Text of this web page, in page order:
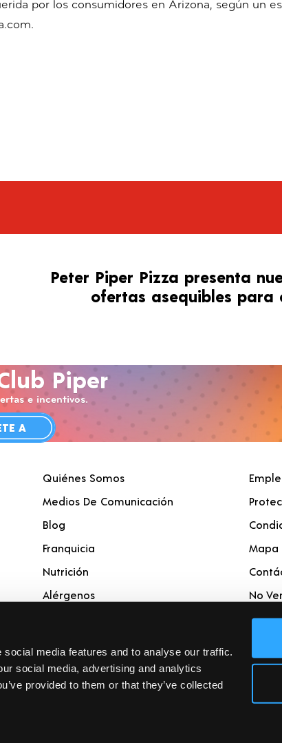
media features and to analyse our traffic.
social media, advertising and analytics
provided to them or that they’ve collected
por los consumidores en Arizona, según un
Peter Piper Pizza presenta
ofertas asequibles para
Piper
e incentivos.
A
Quiénes Somos
Medios De Comunicación
Blog
Franquicia
Nutrición
Alérgenos
Mapa
No